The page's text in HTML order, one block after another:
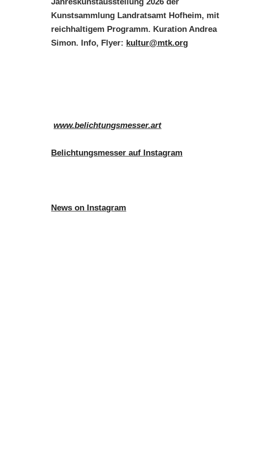
Kunstsammlung Landratsamt Hofheim, mit
reichhaltigem Programm. Kuration Andrea
Simon. Info, Flyer: kultur@mtk.org
www.belichtungsmesser.art
Belichtungsmesser auf Instagram
News on Instagram